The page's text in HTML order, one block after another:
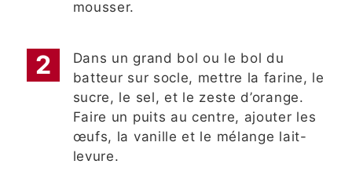
mousser.
Dans un grand bol ou le bol du
batteur sur socle, mettre la farine, le
sucre, le sel, et le zeste d’orange.
Faire un puits au centre, ajouter les
œufs, la vanille et le mélange lait-
levure.